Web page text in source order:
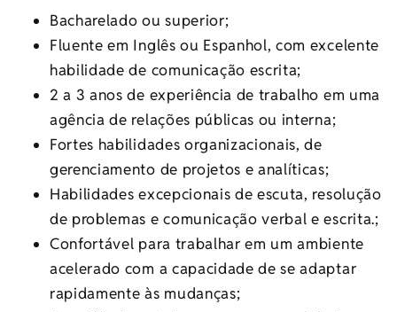
Bacharelado ou superior;
Fluente em Inglês ou Espanhol, com excelente
habilidade de comunicação escrita;
2 a 3 anos de experiência de trabalho em uma
agência de relações públicas ou interna;
Fortes habilidades organizacionais, de
gerenciamento de projetos e analíticas;
Habilidades excepcionais de escuta, resolução
de problemas e comunicação verbal e escrita.;
Confortável para trabalhar em um ambiente
acelerado com a capacidade de se adaptar
rapidamente às mudanças;